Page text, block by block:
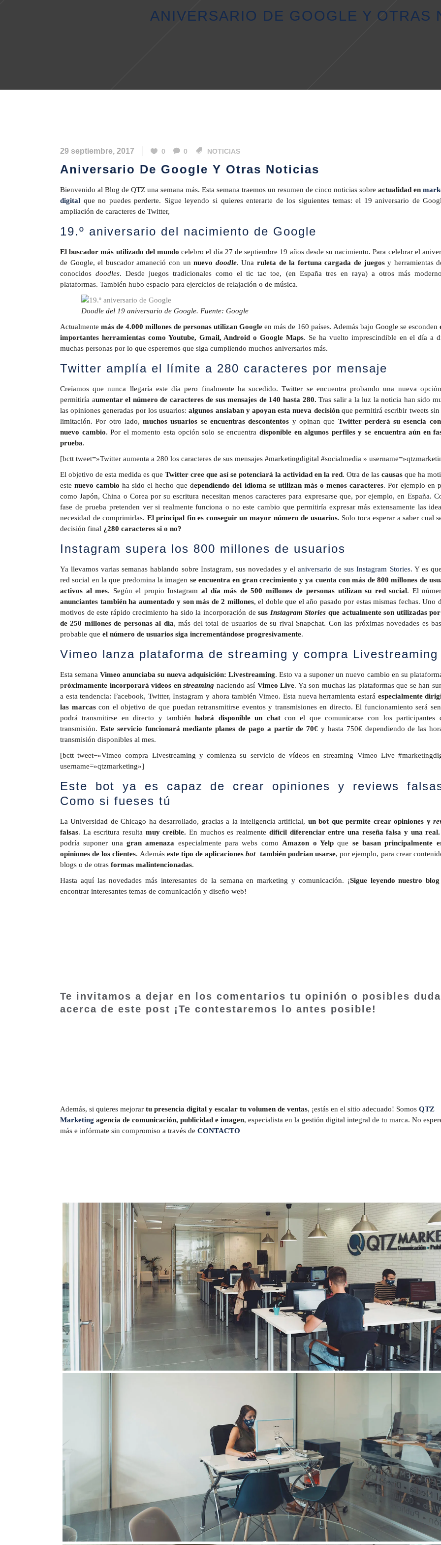
ANIVERSARIO DE GOOGLE Y OTRAS
29 septiembre, 2017 0 0 NOTICIAS
Aniversario De Google Y Otras Noticias
Bienvenido al Blog de QTZ una semana más. Esta semana traemos un resumen de cinco noticias sobre actualidad en
digital que no puedes perderte. Sigue leyendo si quieres enterarte de los siguientes temas: el 19 aniversario de
ampliación de caracteres de Twitter,
19.º aniversario del nacimiento de Google
El buscador más utilizado del mundo celebro el día 27 de septiembre 19 años desde su nacimiento. Para celebrar el
de Google, el buscador amaneció con unnuevo doodle. Unaruleta de la fortuna cargada de juegosy herramientas
conocidosdoodles. Desde juegos tradicionales como el tic tac toe, (en España tres en raya) a otros más
plataformas. También hubo espacio para ejercicios de relajación o de música.
Doodle del 19 aniversario de Google. Fuente: Google
Actualmente más de 4.000 millones de personas utilizan Google en más de 160 países. Además bajo Google se esconden
importantes herramientas como Youtube, Gmail, Android o Google Maps. Se ha vuelto imprescindible en el día a
muchas personas por lo que esperemos que siga cumpliendo muchos aniversarios más.
Twitter amplía el límite a 280 caracteres por mensaje
Creíamos que nunca llegaría este día pero finalmente ha sucedido. Twitter se encuentra probando una nueva
permitiría aumentar el número de caracteres de sus mensajes de 140 hasta 280. Tras salir a la luz la noticia han sido
las opiniones generadas por los usuarios:algunos ansiaban y apoyan esta nueva decisiónque permitirá escribir tweets sin
limitación. Por otro lado,muchos usuarios se encuentras descontentos y opinan que Twitter perderá su esencia
nuevo cambio. Por el momento esta opción solo se encuentradisponible en algunos perfiles y se encuentra aún en
prueba.
[bctt tweet=»Twitter aumenta a 280 los caracteres de sus mensajes #marketingdigital #socialmedia »
El objetivo de esta medida es que Twitter cree que así se potenciará la actividad en la red. Otra de las causas que ha
estenuevo cambio ha sido el hecho que dependiendo del idioma se utilizan más o menos caracteres. Por ejemplo en
como Japón, China o Corea por su escritura necesitan menos caracteres para expresarse que, por ejemplo, en España.
fase de prueba pretenden ver si realmente funciona o no este cambio que permitiría expresar más extensamente las
necesidad de comprimirlas. El principal fin es conseguir un mayor número de usuarios. Solo toca esperar a saber cual
decisión final ¿280 caracteres si o no?
Instagram supera los 800 millones de usuarios
Ya llevamos varias semanas hablando sobre Instagram, sus novedades y elaniversario de sus Instagram Stories. Y es
red social en la que predomina la imagen se encuentra en gran crecimiento y ya cuenta con más de 800 millones de
activos al mes. Según el propio Instagramal día más de 500 millones de personas utilizan su red social. El
anunciantes también ha aumentado y son más de 2 millones, el doble que el año pasado por estas mismas fechas. Uno
motivos de este rápido crecimiento ha sido la incorporación desus Instagram Stories que actualmente son utilizadas
de 250 millones de personas al día, más del total de usuarios de su rival Snapchat. Con las próximas novedades es
probable que el número de usuarios siga incrementándose progresivamente.
Vimeo lanza plataforma de streaming y compra Livestreaming
Esta semana Vimeo anunciaba su nueva adquisición: Livestreaming. Esto va a suponer un nuevo cambio en su
próximamente incorporará vídeos enstreaming naciendo así Vimeo Live. Ya son muchas las plataformas que se han
a esta tendencia: Facebook, Twitter, Instagram y ahora también Vimeo. Esta nueva herramienta estará especialmente
las marcascon el objetivo de que puedan retransmitirse eventos y transmisiones en directo. El funcionamiento será
podrá transmitirse en directo y tambiénhabrá disponible un chatcon el que comunicarse con los participantes
transmisión. Este servicio funcionará mediante planes de pago a partir de 70€ y hasta 750€ dependiendo de las
transmisión disponibles al mes.
[bctt tweet=»Vimeo compra Livestreaming y comienza su servicio de vídeos en streaming Vimeo Live
username=»qtzmarketing»]
Este bot ya es capaz de crear opiniones y reviews
Como si fueses tú
La Universidad de Chicago ha desarrollado, gracias a la inteligencia artificial, un bot que permite crear opiniones y
falsas. La escritura resulta muy creíble. En muchos es realmente difícil diferenciar entre una reseña falsa y una real.
podría suponer unagran amenaza especialmente para webs como Amazon o Yelpque se basan principalmente
opiniones de los clientes. Ademáseste tipo de aplicacionesbottambién podrían usarse, por ejemplo, para crear
blogs o de otras formas malintencionadas.
Hasta aquí las novedades más interesantes de la semana en marketing y comunicación. ¡Sigue leyendo nuestro blog
encontrar interesantes temas de comunicación y diseño web!
Te invitamos a dejar en los comentarios tu opinión o posibles
acerca de este post ¡Te contestaremos lo antes posible!
Además, si quieres mejorar tu presencia digital y escalar tu volumen de ventas, ¡estás en el sitio adecuado! Somos QTZ
Marketing agencia de comunicación, publicidad e imagen, especialista en la gestión digital integral de tu marca. No
más e infórmate sin compromiso a través de CONTACTO